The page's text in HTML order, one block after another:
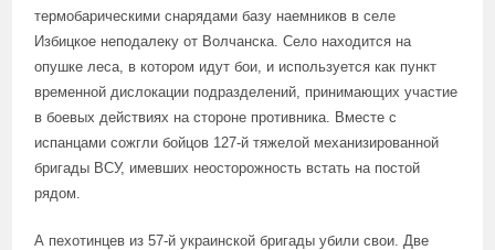
термобарическими снарядами базу наемников в селе
Избицкое неподалеку от Волчанска. Село находится на
опушке леса, в котором идут бои, и используется как пункт
временной дислокации подразделений, принимающих участие
в боевых действиях на стороне противника. Вместе с
испанцами сожгли бойцов 127-й тяжелой механизированной
бригады ВСУ, имевших неосторожность встать на постой
рядом.
А пехотинцев из 57-й украинской бригады убили свои. Две